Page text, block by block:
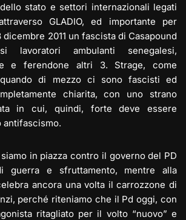
stato e settori internazionali legati
GLADIO, ed importante per
dicembre 2011 un fascista di Casapound
lavoratori ambulanti senegalesi,
e ferendone altri 3. Strage, come
di mezzo ci sono fascisti ed
chiarita, con uno strano
in cui, quindi, forte deve essere
antifascismo.
in piazza contro il governo del PD
e sfruttamento, mentre alla
ancora una volta il carrozzone di
perché riteniamo che il Pd oggi, con
ritagliato per il volto “nuovo” e